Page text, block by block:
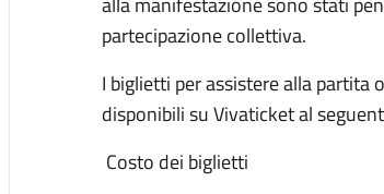
partecipazione collettiva.
I biglietti per assistere alla partita
disponibili su Vivaticket al
Costo dei biglietti